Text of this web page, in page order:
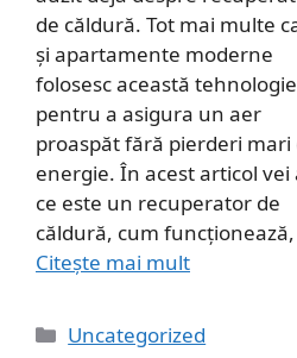
de căldură. Tot mai multe
și apartamente moderne
folosesc această tehnologie
pentru a asigura un aer
proaspăt fără pierderi mari
energie. În acest articol vei
ce este un recuperator de
căldură, cum
Citește mai mult
Categorii
Uncategorized